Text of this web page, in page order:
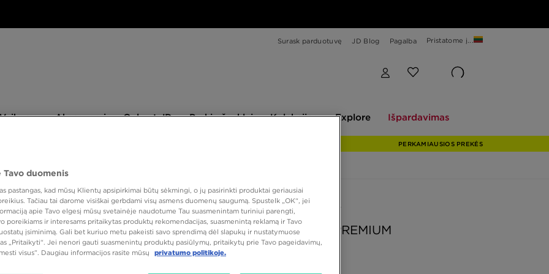
Surask parduotuvę JD Blog Pagalba Pristatome į...
Aksesuarai Only at JD Prekių ženklai Kolekcijos Explore Išpardavimas
PERKAMIAUSIOS PREKĖS
PUIKUS PASIŪLYMAS
NIKE PEGASUS PREMIUM
168,00 €
Tavo duomenis
pastangas, kad mūsų Klientų apsipirkimai būtų sėkmingi, o jų pasirinkti produktai geriausiai
Tačiau tai darome visiškai gerbdami visų asmens duomenų saugumą. Spustelk „OK“, jei
apie Tavo elgesį mūsų svetainėje naudotume Tau suasmenintam turiniui parengti,
poreikiams ir interesams pritaikytas produktų rekomendacijas, suasmenintą reklamą ir Tavo
įsiminimą. Gali bet kuriuo metu pakeisti savo sprendimą dėl slapukų ir nustatymuose
„Pritaikyti“. Jei nenori gauti suasmenintų produktų pasiūlymų, pritaikytų prie Tavo pageidavimų,
visus”. Daugiau informacijos rasite mūsų
privatumo politikoje.